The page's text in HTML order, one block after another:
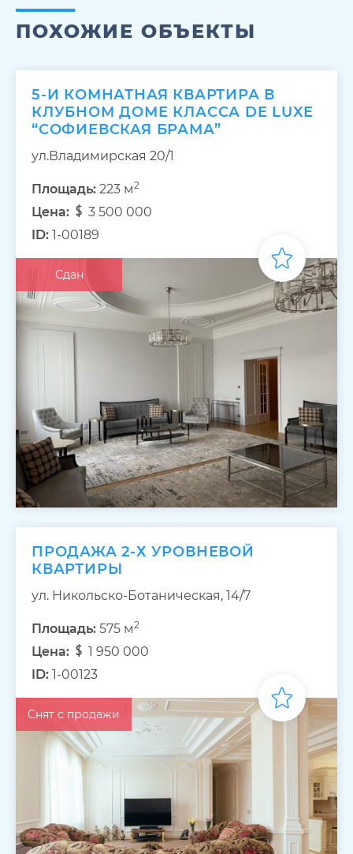
ПОХОЖИЕ ОБЪЕКТЫ
5-И КОМНАТНАЯ КВАРТИРА В
КЛУБНОМ ДОМЕ КЛАССА DE LUXE
“СОФИЕВСКАЯ БРАМА”
ул.Владимирская 20/1
Площадь: 223 м2
Цена:
3 500 000
ID: 1-00189
Сдан
ПРОДАЖА 2-Х УРОВНЕВОЙ
КВАРТИРЫ
ул. Никольско-Ботаническая, 14/7
Площадь: 575 м2
Цена:
1 950 000
ID: 1-00123
Снят с продажи